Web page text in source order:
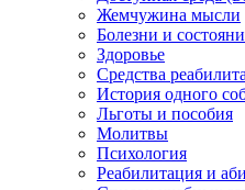
Жемчужина мысли
Болезни и
Здоровье
Средства
История одного
Льготы и пособия
Молитвы
Психология
Реабилитация и